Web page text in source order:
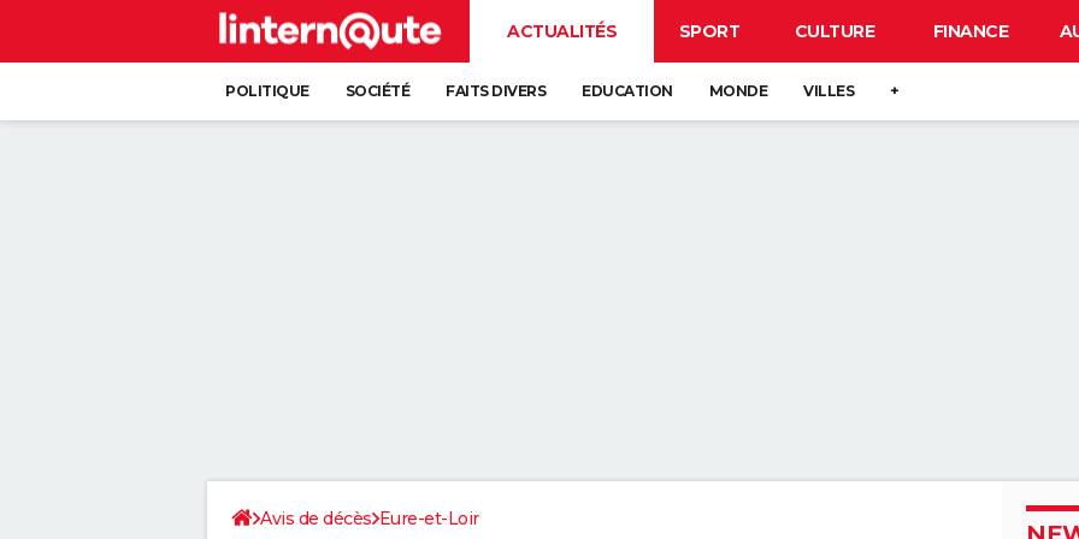
ACTUALITÉS SPORT CULTURE FINANCE
POLITIQUE SOCIÉTÉ FAITS DIVERS EDUCATION MONDE VILLES +
Avis de décès Eure-et-Loir